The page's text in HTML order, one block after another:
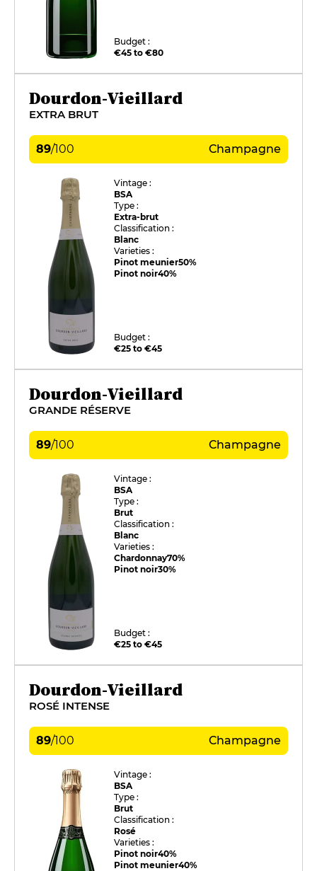
Budget :
€45 to €80
Dourdon-Vieillard
EXTRA BRUT
89/100 Champagne
Vintage :
BSA
Type :
Extra-brut
Classification :
Blanc
Varieties :
Pinot meunier50%
Pinot noir40%
Budget :
€25 to €45
Dourdon-Vieillard
GRANDE RÉSERVE
89/100 Champagne
Vintage :
BSA
Type :
Brut
Classification :
Blanc
Varieties :
Chardonnay70%
Pinot noir30%
Budget :
€25 to €45
Dourdon-Vieillard
ROSÉ INTENSE
89/100 Champagne
Vintage :
BSA
Type :
Brut
Classification :
Rosé
Varieties :
Pinot noir40%
Pinot meunier40%